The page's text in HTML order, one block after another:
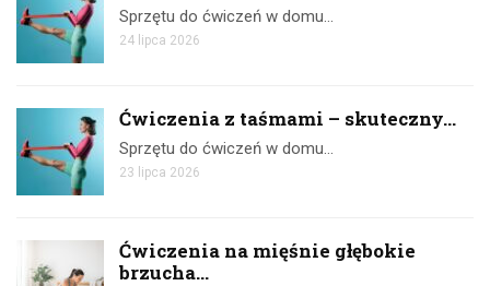
Sprzętu do ćwiczeń w domu…
24 lipca 2026
Ćwiczenia z taśmami – skuteczny...
Sprzętu do ćwiczeń w domu…
23 lipca 2026
Ćwiczenia na mięśnie głębokie
brzucha...